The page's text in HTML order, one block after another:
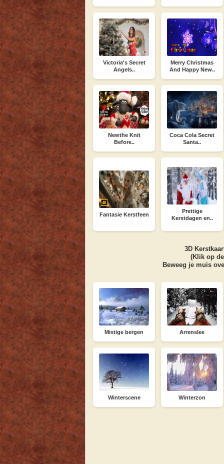
Victoria's Secret
Angels..
Merry Christmas
And Happy New..
Newthe Knit
Before..
Coca Cola Secret
Santa..
Fantasie Kerstfeen
Prettige
Kerstdagen en..
3D
(Klik op
Beweeg je muis
Mistige bergen Arrenslee
Winterscene Winterzon